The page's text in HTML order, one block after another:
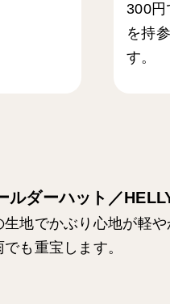
300円
を持
す。
ルダーハット／
生地でかぶり心地が軽
も重宝します。